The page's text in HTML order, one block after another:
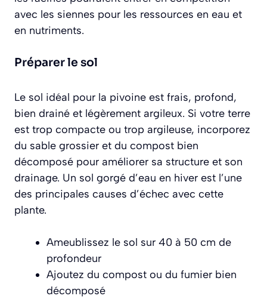
avec les siennes pour les ressources en eau et
en nutriments.
Préparer le sol
Le sol idéal pour la pivoine est frais, profond,
bien drainé et légèrement argileux. Si votre terre
est trop compacte ou trop argileuse, incorporez
du sable grossier et du compost bien
décomposé pour améliorer sa structure et son
drainage. Un sol gorgé d’eau en hiver est l’une
des principales causes d’échec avec cette
plante.
Ameublissez le sol sur 40 à 50 cm de
profondeur
Ajoutez du compost ou du fumier bien
décomposé